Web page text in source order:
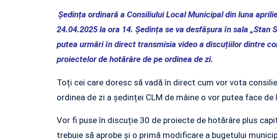
Ședința ordinară a Consiliului Local Municipal din luna
24.04.2025 la ora 14. Ședința se va desfășura în sala „Stan
putea urmări în direct transmisia video a discuțiilor dintre
proiectelor de hotărâre de pe ordinea de zi.
Toți cei care doresc să vadă în direct cum vor vota
ordinea de zi a ședinței CLM de mâine o vor putea face de
Vor fi puse în discuție 30 de proiecte de hotărâre plus
trebuie să aprobe și o primă modificare a bugetului